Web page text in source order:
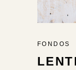
FONDOS